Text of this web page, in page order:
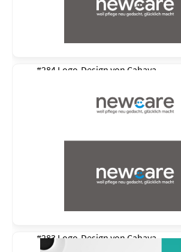
#284 Logo-Design von Cahaya
#283 Logo-Design von Cahaya